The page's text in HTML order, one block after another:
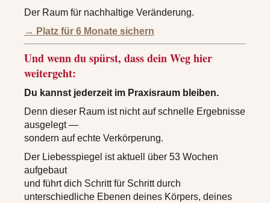
Der Raum für nachhaltige Veränderung.
→ Platz für 6 Monate sichern
Und wenn du spürst, dass dein Weg hier
weitergeht:
Du kannst jederzeit im Praxisraum bleiben.
Denn dieser Raum ist nicht auf schnelle Ergebnisse
ausgelegt —
sondern auf echte Verkörperung.
Der Liebesspiegel ist aktuell über 53 Wochen
aufgebaut
und führt dich Schritt für Schritt durch
unterschiedliche Ebenen deines Körpers, deines